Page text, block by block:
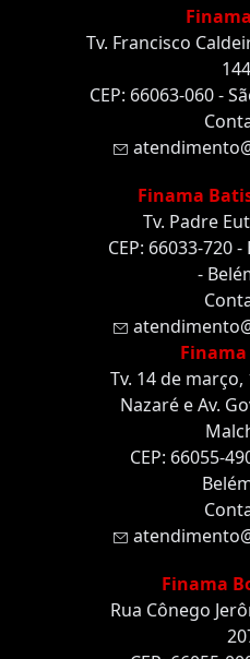
Tv. Francisco
CEP: 66063-060 -
Finama
Tv. Padre
CEP: 66033-720
-
Finama
Tv. 14 de março,
Nazaré e Av.
CEP: 66055-
Finama
Rua Cônego